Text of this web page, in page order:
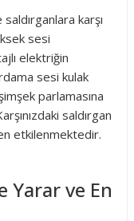
karşı
sesi
elektriğin
sesi kulak
parlamasına
saldırgan
etkilenmektedir.
Yarar ve En